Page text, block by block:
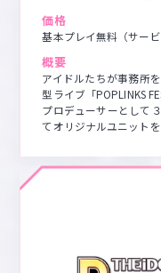
価格
基本プレイ無料（サービ
概要
アイドルたちが事務所
型ライブ「POPLINKS
プロデューサーとして
てオリジナルユニット